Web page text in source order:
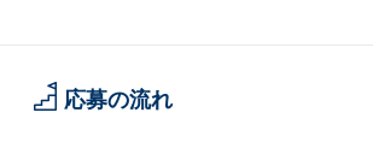
応募の流れ